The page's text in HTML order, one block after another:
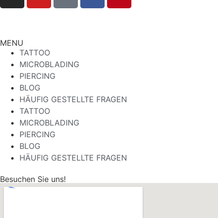
MENU
TATTOO
MICROBLADING
PIERCING
BLOG
HÄUFIG GESTELLTE FRAGEN
TATTOO
MICROBLADING
PIERCING
BLOG
HÄUFIG GESTELLTE FRAGEN
Besuchen Sie uns!